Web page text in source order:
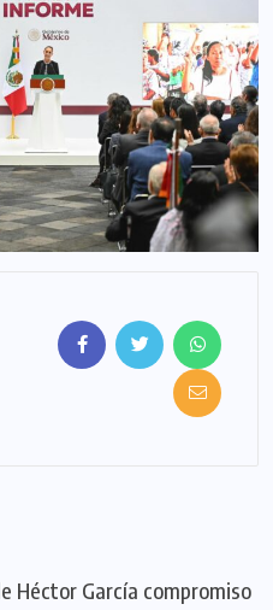
Héctor García compromiso